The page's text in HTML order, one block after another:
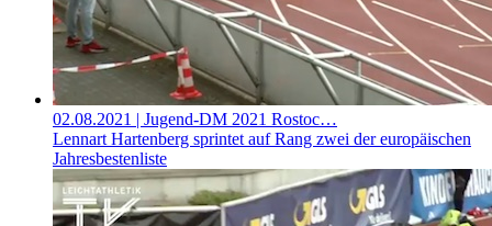
02.08.2021 | Jugend-DM 2021 Rostoc…
Lennart Hartenberg sprintet auf Rang zwei der europäischen
Jahresbestenliste